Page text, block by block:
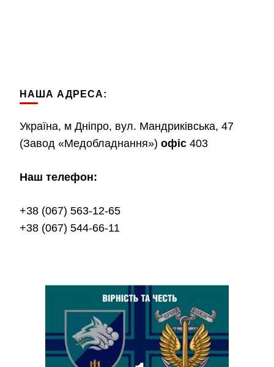
НАША АДРЕСА:
Україна, м Дніпро, вул. Мандриківська, 47
(Завод «Медобладнання») офіс 403
Наш телефон:
+38 (067) 563-12-65
+38 (067) 544-66-11